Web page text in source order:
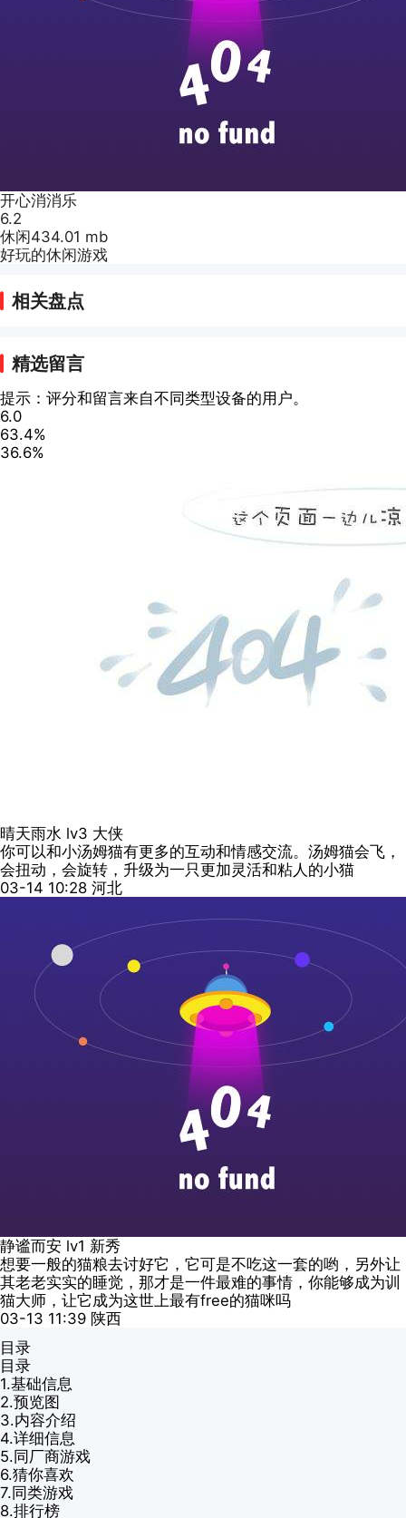
开心消消乐
6.2
休闲434.01 mb
好玩的休闲游戏
相关盘点
精选留言
提示：评分和留言来自不同类型设备的用户。
6.0
63.4%
36.6%
晴天雨水 lv3 大侠
你可以和小汤姆猫有更多的互动和情感交流。汤姆猫会飞，
会扭动，会旋转，升级为一只更加灵活和粘人的小猫
03-14 10:28 河北
静谧而安 lv1 新秀
想要一般的猫粮去讨好它，它可是不吃这一套的哟，另外让
其老老实实的睡觉，那才是一件最难的事情，你能够成为训
猫大师，让它成为这世上最有free的猫咪吗
03-13 11:39 陕西
目录
目录
1.基础信息
2.预览图
3.内容介绍
4.详细信息
5.同厂商游戏
6.猜你喜欢
7.同类游戏
8.排行榜